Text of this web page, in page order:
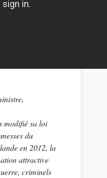
modifié sa loi
du
en 2012, la
attractive
criminels